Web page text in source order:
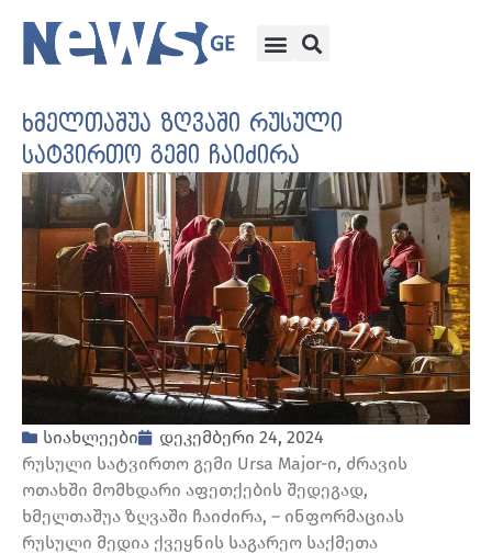
ხმელთაშუა ზღვაში რუსული
სატვირთო გემი ჩაიძირა
სიახლეები
დეკემბერი 24, 2024
რუსული სატვირთო გემი Ursa Major-ი, ძრავის
ოთახში მომხდარი აფეთქების შედეგად,
ხმელთაშუა ზღვაში ჩაიძირა, – ინფორმაციას
რუსული მედია ქვეყნის საგარეო საქმეთა